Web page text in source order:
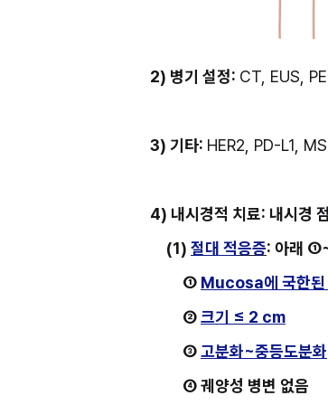
2) 병기 설정: CT, EUS,
3) 기타: HER2, PD-L1,
4) 내시경적 치료: 내시경
(1) 절대 적응증: 아래
① Mucosa에 국한된
② 크기 ≤ 2 cm
③ 고분화~중등도분화
④ 궤양성 병변 없음